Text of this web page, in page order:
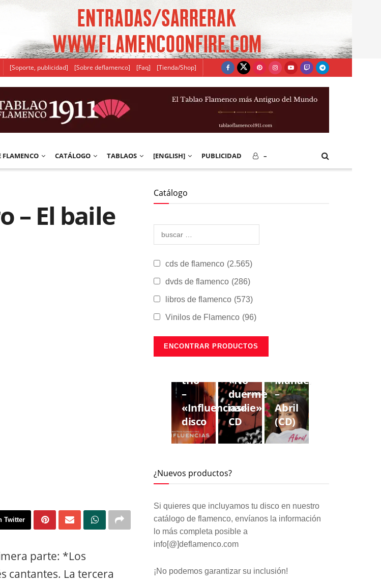
[Soporte, publicidad] [Sobre deflamenco] [Faq] [Tienda/Shop]
FLAMENCO CATÁLOGO TABLAOS [ENGLISH] PUBLICIDAD –
– El baile
Twitter
parte: *Los
cantantes. La tercera
Catálogo
cds de flamenco (2.565)
dvds de flamenco (286)
libros de flamenco (573)
Vinilos de Flamenco (96)
FLAMENCO
Lorenzo
trío
–
«Influencias»
disco
FLAMENCO
Gregorio
«No
duerme
nadie»
CD
Manuela
–
Abril
(CD)
¿Nuevos productos?
Si quieres que incluyamos tu disco en nuestro
catálogo de flamenco, envíanos la información
lo más completa posible a
info[@]deflamenco.com
¡No podemos garantizar su inclusión!